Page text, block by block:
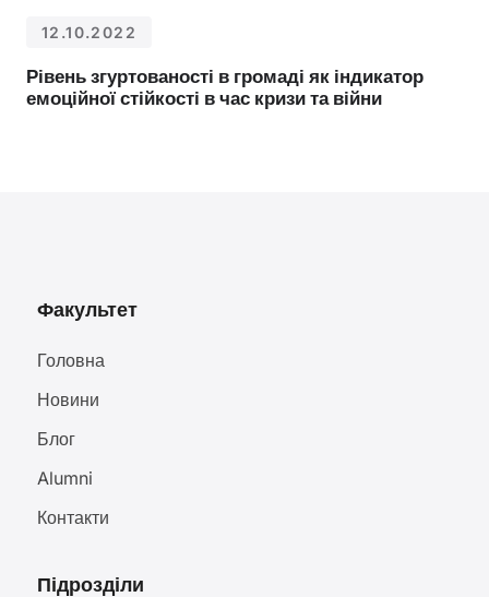
12.10.2022
Рівень згуртованості в громаді як індикатор
емоційної стійкості в час кризи та війни
Факультет
Головна
Новини
Блог
Alumni
Контакти
Підрозділи